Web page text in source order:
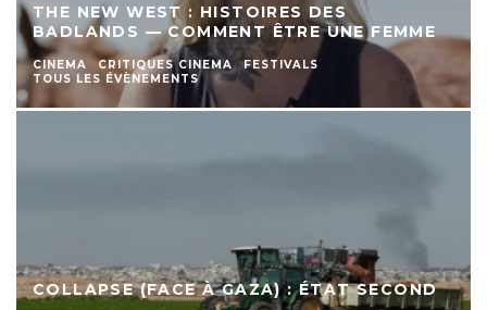
THE NEW WEST : HISTOIRES DES
BADLANDS — COMMENT ÊTRE UNE FEMME
CINEMA CRITIQUES CINEMA
FESTIVALS
TOUS LES ÉVÈNEMENTS
COLLAPSE (FACE À GAZA) : ÉTAT SECOND